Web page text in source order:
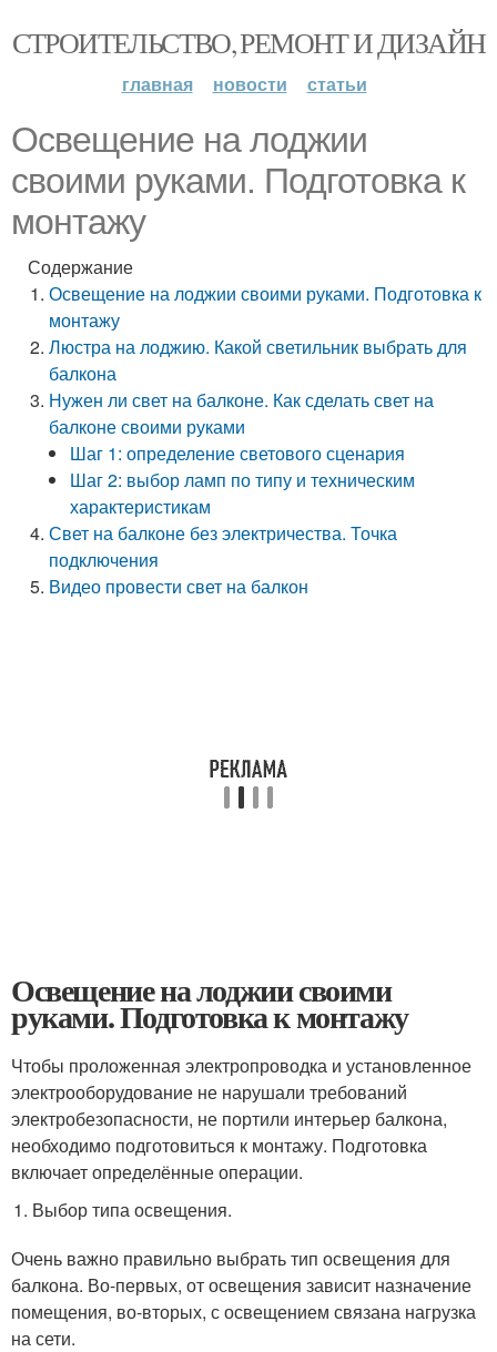
СТРОИТЕЛЬСТВО, РЕМОНТ И ДИЗАЙН
главная новости статьи
Освещение на лоджии
своими руками. Подготовка к
монтажу
Содержание
Освещение на лоджии своими руками. Подготовка к
монтажу
Люстра на лоджию. Какой светильник выбрать для
балкона
Нужен ли свет на балконе. Как сделать свет на
балконе своими руками
Шаг 1: определение светового сценария
Шаг 2: выбор ламп по типу и техническим
характеристикам
Свет на балконе без электричества. Точка
подключения
Видео провести свет на балкон
Освещение на лоджии своими
руками. Подготовка к монтажу
Чтобы проложенная электропроводка и установленное
электрооборудование не нарушали требований
электробезопасности, не портили интерьер балкона,
необходимо подготовиться к монтажу. Подготовка
включает определённые операции.
Выбор типа освещения.
Очень важно правильно выбрать тип освещения для
балкона. Во-первых, от освещения зависит назначение
помещения, во-вторых, с освещением связана нагрузка
на сети.